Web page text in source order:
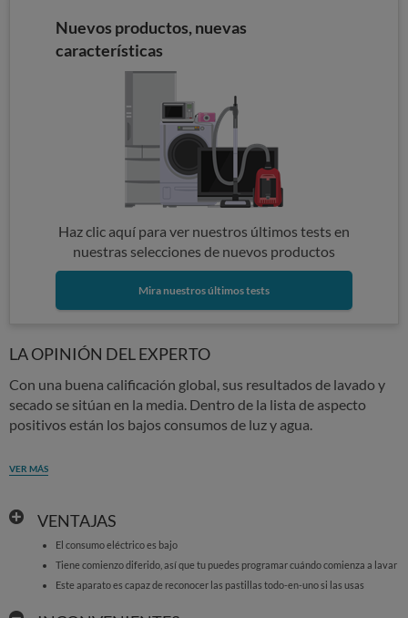
Nuevos productos, nuevas
características
Haz clic aquí para ver nuestros últimos tests en
nuestras selecciones de nuevos productos
Mira nuestros últimos tests
LA OPINIÓN DEL EXPERTO
Con una buena calificación global, sus resultados de lavado y
secado se sitúan en la media. Dentro de la lista de aspecto
positivos están los bajos consumos de luz y agua.
VER MÁS
VENTAJAS
El consumo eléctrico es bajo
Tiene comienzo diferido, así que tu puedes programar cuándo comienza a lavar
Este aparato es capaz de reconocer las pastillas todo-en-uno si las usas